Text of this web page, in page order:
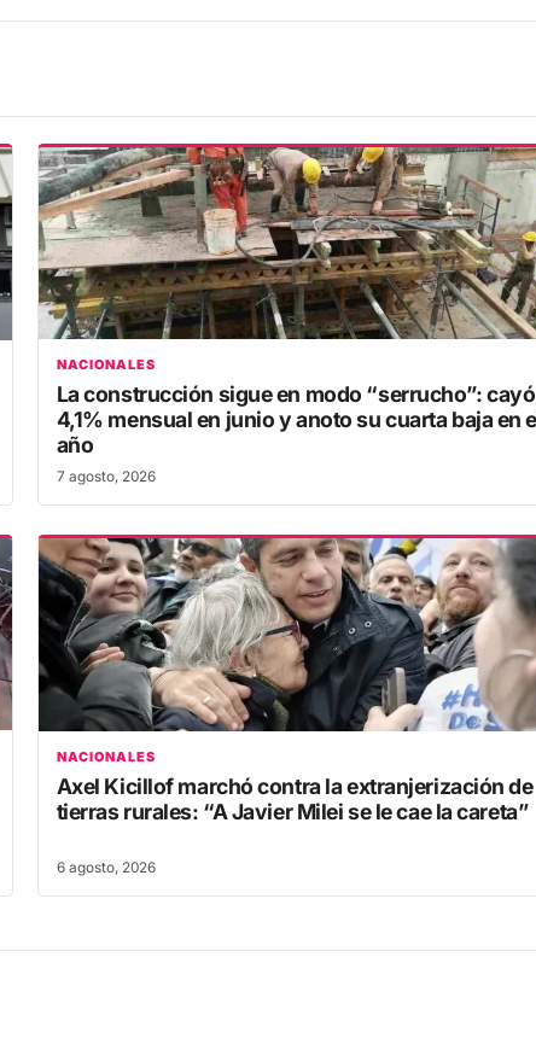
La construcción sigue en modo “serrucho”: cayó
4,1% mensual en junio y anoto su cuarta baja en el
año
Axel Kicillof marchó contra la extranjerización de
tierras rurales: “A Javier Milei se le cae la careta”